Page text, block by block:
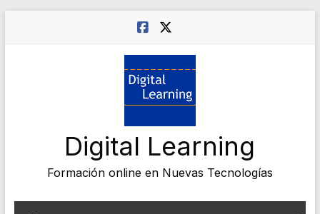
Digital Learning
Formación online en Nuevas Tecnologías